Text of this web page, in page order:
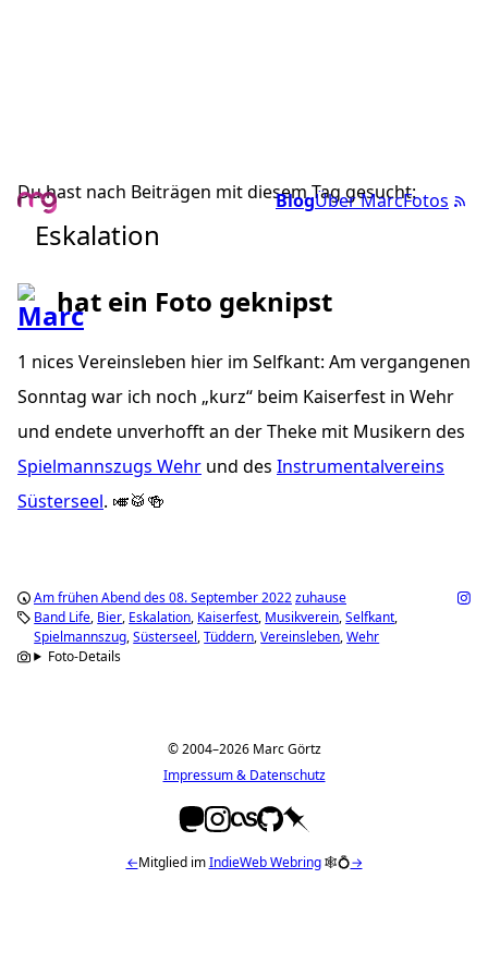
BlogÜber MarcFotos
Du hast nach Beiträgen mit diesem Tag gesucht:
Eskalation
hat ein Foto geknipst
1 nices Vereinsleben hier im Selfkant: Am vergangenen
Sonntag war ich noch „kurz“ beim Kaiserfest in Wehr
und endete unverhofft an der Theke mit Musikern des
Spielmannszugs Wehr und des Instrumentalvereins
Süsterseel. 🎺🥁🍻
Am frühen Abend des 08. September 2022zuhause
Band Life Bier Eskalation Kaiserfest Musikverein Selfkant
Spielmannszug Süsterseel Tüddern Vereinsleben Wehr
Foto-Details
© 2004–2026 Marc Görtz
Impressum & Datenschutz
←Mitglied imIndieWeb Webring🕸💍→